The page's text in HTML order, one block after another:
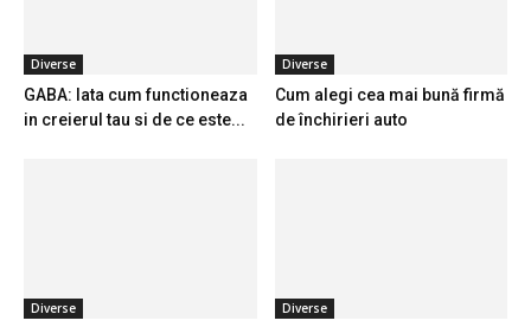
Diverse
GABA: Iata cum functioneaza
in creierul tau si de ce este...
Diverse
Cum alegi cea mai bună firmă
de închirieri auto
Diverse Diverse